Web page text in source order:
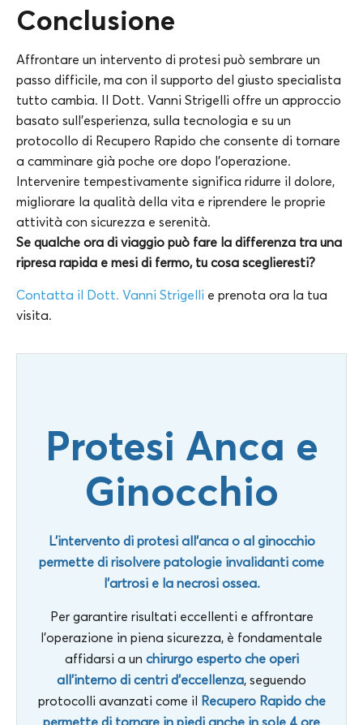
Conclusione
Affrontare un intervento di protesi può sembrare un
passo difficile, ma con il supporto del giusto specialista
tutto cambia. Il Dott. Vanni Strigelli offre un approccio
basato sull’esperienza, sulla tecnologia e su un
protocollo di Recupero Rapido che consente di tornare
a camminare già poche ore dopo l’operazione.
Intervenire tempestivamente significa ridurre il dolore,
migliorare la qualità della vita e riprendere le proprie
attività con sicurezza e serenità.
Se qualche ora di viaggio può fare la differenza tra una
ripresa rapida e mesi di fermo, tu cosa sceglieresti?
Contatta il Dott. Vanni Strigelli e prenota ora la tua
visita.
Protesi Anca e
Ginocchio
L’intervento di protesi all’anca o al ginocchio
permette di risolvere patologie invalidanti come
l’artrosi e la necrosi ossea.
Per garantire risultati eccellenti e affrontare
l’operazione in piena sicurezza, è fondamentale
affidarsi a un chirurgo esperto che operi
all’interno di centri d’eccellenza, seguendo
protocolli avanzati come il Recupero Rapido che